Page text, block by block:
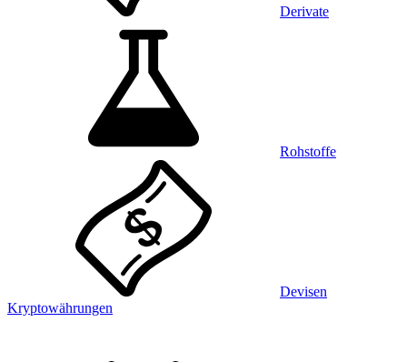
Derivate
Rohstoffe
Devisen
Kryptowährungen